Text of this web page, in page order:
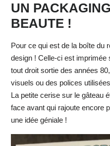
UN
BEAUTE !
Pour ce qui est de la boîte du
design ! Celle-ci est
tout droit sortie des années
visuels ou des polices
La petite cerise sur le gâteau
face avant qui rajoute encore
une idée géniale !